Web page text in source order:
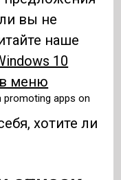
вы не
наше
10
меню
apps on
хотите ли